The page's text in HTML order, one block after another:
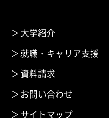
大学紹介
就職・キャリア支援
資料請求
お問い合わせ
サイトマップ